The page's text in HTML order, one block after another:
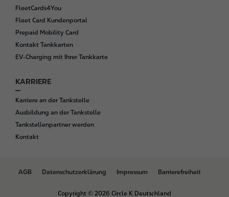
FleetCards4You
Fleet Card Kundenportal
Prepaid Mobility Card
Kontakt Tankkarten
EV-Charging mit Ihrer Tankkarte
KARRIERE
Karriere an der Tankstelle
Ausbildung an der Tankstelle
Tankstellenpartner werden
Kontakt
B
AGB Datenschutzerklärung Impressum Barrierefreiheit
Copyright © 2026 Circle K Deutschland